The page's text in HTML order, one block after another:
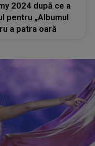
2024 după ce a
pentru „Albumul
a patra oară